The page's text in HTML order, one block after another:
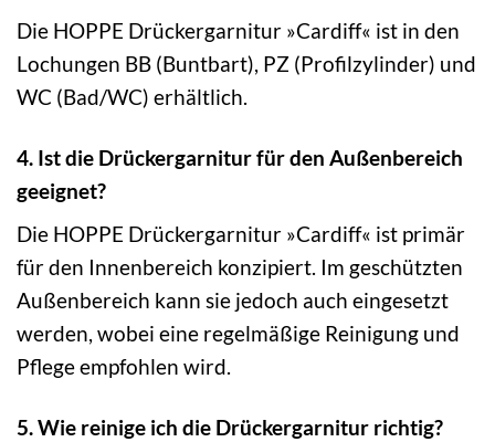
Die HOPPE Drückergarnitur »Cardiff« ist in den
Lochungen BB (Buntbart), PZ (Profilzylinder) und
WC (Bad/WC) erhältlich.
4. Ist die Drückergarnitur für den Außenbereich
geeignet?
Die HOPPE Drückergarnitur »Cardiff« ist primär
für den Innenbereich konzipiert. Im geschützten
Außenbereich kann sie jedoch auch eingesetzt
werden, wobei eine regelmäßige Reinigung und
Pflege empfohlen wird.
5. Wie reinige ich die Drückergarnitur richtig?